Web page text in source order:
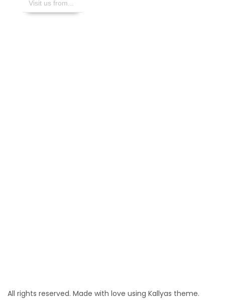
All rights reserved. Made with love using Kallyas theme.